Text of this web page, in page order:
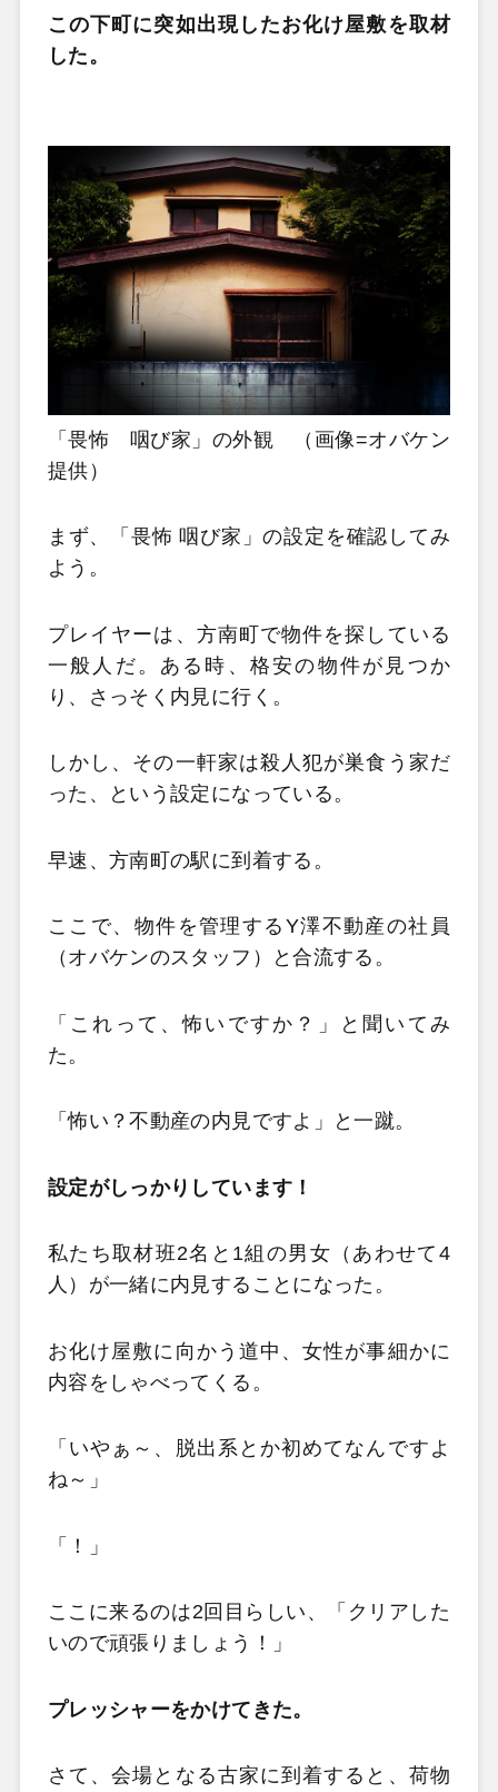
この下町に突如出現したお化け屋敷を取材
した。
「畏怖 咽び家」の外観 （画像=オバケン
提供）
まず、「畏怖 咽び家」の設定を確認してみ
よう。
プレイヤーは、方南町で物件を探している
一般人だ。ある時、格安の物件が見つか
り、さっそく内見に行く。
しかし、その一軒家は殺人犯が巣食う家だ
った、という設定になっている。
早速、方南町の駅に到着する。
ここで、物件を管理するY澤不動産の社員
（オバケンのスタッフ）と合流する。
「これって、怖いですか？」と聞いてみ
た。
「怖い？不動産の内見ですよ」と一蹴。
設定がしっかりしています！
私たち取材班2名と1組の男女（あわせて4
人）が一緒に内見することになった。
お化け屋敷に向かう道中、女性が事細かに
内容をしゃべってくる。
「いやぁ～、脱出系とか初めてなんですよ
ね～」
「！」
ここに来るのは2回目らしい、「クリアした
いので頑張りましょう！」
プレッシャーをかけてきた。
さて、会場となる古家に到着すると、荷物